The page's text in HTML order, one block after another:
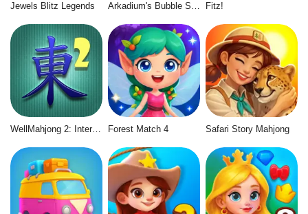
Jewels Blitz Legends Arkadium's Bubble Shooter Fitz!
Forest Match 4 Safari Story Mahjong